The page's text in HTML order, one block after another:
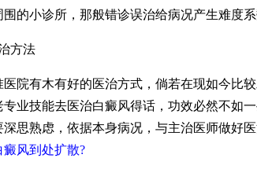
的小诊所，那般错诊误治给病况产生难度系
方法
有木有好的医治方式，倘若在现如今比较
业技能去医治白癜风得话，功效必然不如
思熟虑，依据本身病况，与主治医师做好医
风到处扩散?